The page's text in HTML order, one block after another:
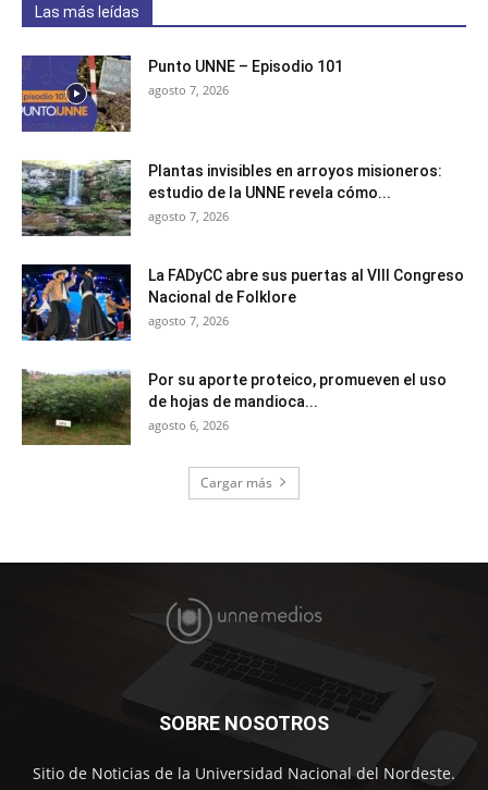
Las más leídas
Punto UNNE – Episodio 101
agosto 7, 2026
Plantas invisibles en arroyos misioneros:
estudio de la UNNE revela cómo...
agosto 7, 2026
La FADyCC abre sus puertas al VIII Congreso
Nacional de Folklore
agosto 7, 2026
Por su aporte proteico, promueven el uso
de hojas de mandioca...
agosto 6, 2026
Cargar más
SOBRE NOSOTROS
Sitio de Noticias de la Universidad Nacional del Nordeste.